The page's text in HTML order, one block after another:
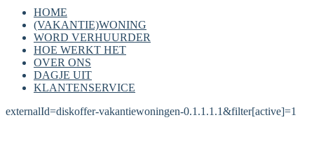
HOME
(VAKANTIE)WONING
WORD VERHUURDER
HOE WERKT HET
OVER ONS
DAGJE UIT
KLANTENSERVICE
externalId=diskoffer-vakantiewoningen-0.1.1.1.1&filter[active]=1